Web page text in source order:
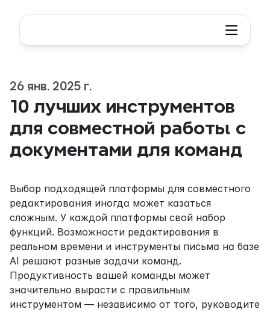
26 янв. 2025 г.
10 лучших инструментов
для совместной работы с
документами для команд
Выбор подходящей платформы для совместного
редактирования иногда может казаться
сложным. У каждой платформы свой набор
функций. Возможности редактирования в
реальном времени и инструменты письма на базе
AI решают разные задачи команд.
Продуктивность вашей команды может
значительно вырасти с правильным
инструментом — независимо от того, руководите